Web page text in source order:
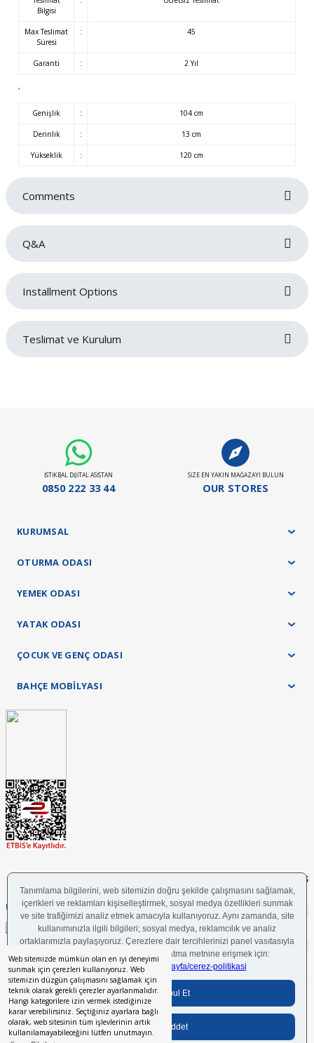
Web sitemizde mümkün olan en iyi deneyimi
sunmak için çerezleri kullanıyoruz. Web
sitemizin düzgün çalışmasını sağlamak için
teknik olarak gerekli çerezler ayarlanmalıdır.
Hangi kategorilere izin vermek istediğinize
karar verebilirsiniz. Seçtiğiniz ayarlara bağlı
olarak, web sitesinin tüm işlevlerinin artık
kullanılamayabileceğini lütfen unutmayın.
Bilgisi
Max Teslimat
Süresi
: 45
Garanti : 2 Yıl
,
Genişlik : 104 cm
Derinlik : 13 cm
Yükseklik : 120 cm
Comments
Q&A
No questions have been asked about this product yet.
Installment Options
Teslimat ve Kurulum
Panel ürün grubu ve baza - başlık ürünlerimizde 45 gün
Yatak ürün grubumuz ise 21 gündür.
Stokta Olan Ürünler İçin Teslim Süresi : 10-15 Gün
İSTİKBAL DİJİTAL ASİSTAN
0850 222 33 44
SİZE EN YAKIN MAĞAZAYI BULUN
OUR STORES
KURUMSAL
OTURMA ODASI
YEMEK ODASI
YATAK ODASI
ÇOCUK VE GENÇ ODASI
BAHÇE MOBİLYASI
UYGULAMAMIZI İNDİRİN
FOLLOW US
Bilgi Toplumu Hizmetleri BGYS Politikası Çerez Politikası